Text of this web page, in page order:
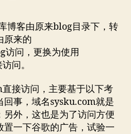
期
博客由原来blog目录下，转
原来的
问，更换为使用
问。
接访问，主要基于以下考
回事，域名sysku.com就是
外，这也是为了访问方便
一下谷歌的广告，试验一